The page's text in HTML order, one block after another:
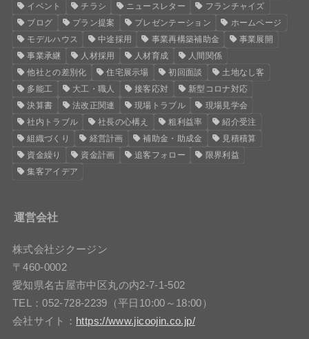
イベント
チラシ ニュースレター
フランチャイズ
ブログ
プラン提案 プレゼンテーション
ホームページ
モデルハウス
中途採用 事業再構築補助金
事業展開
事業承継
人材採用 人材育成
人間関係
他社との差別化
住宅展示場 初回面談
土地なし客
多能工
大工・職人 接客応対
新型コロナ対応
決算書
法改正関連 現場トラブル
現場見学会
社内トラブル
社長の心構え 粗利益率
紹介受注
組織づくり
経営計画 補助金・助成金
見積積算
資金繰り
資金計画 追客フォロー
限界利益
集客アイデア
運営会社
株式会社ジクージン
〒460-0002
愛知県名古屋市中区丸の内2-7-1-502
TEL：052-728-2239（平日10:00～18:00）
会社サイト： https://www.jicoojin.co.jp/